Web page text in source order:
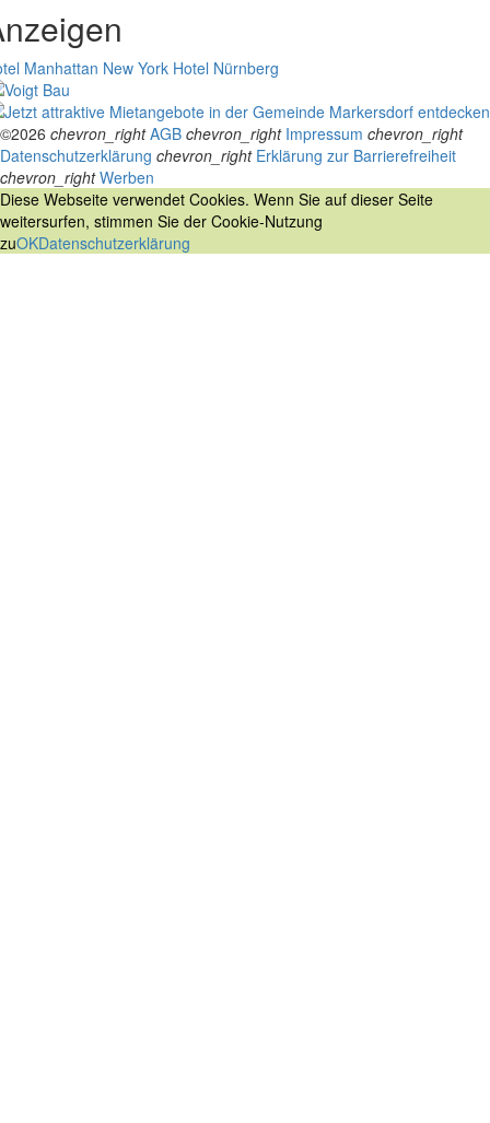
Manhattan New York Hotel Nürnberg
©2026 chevron_right AGB chevron_right Impressum chevron_right
Datenschutzerklärung chevron_right Erklärung zur Barrierefreiheit
chevron_right Werben
Diese Webseite verwendet Cookies. Wenn Sie auf dieser Seite
weitersurfen, stimmen Sie der Cookie-Nutzung
zuOKDatenschutzerklärung